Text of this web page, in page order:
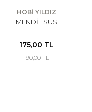
HOBİ YILDIZ
MENDİL SÜS
175,00 TL
190,00 TL